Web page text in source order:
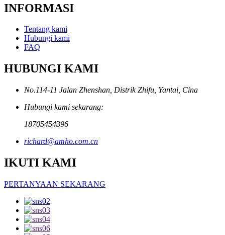
INFORMASI
Tentang kami
Hubungi kami
FAQ
HUBUNGI KAMI
No.114-11 Jalan Zhenshan, Distrik Zhifu, Yantai, Cina
Hubungi kami sekarang:
18705454396
richard@amho.com.cn
IKUTI KAMI
PERTANYAAN SEKARANG